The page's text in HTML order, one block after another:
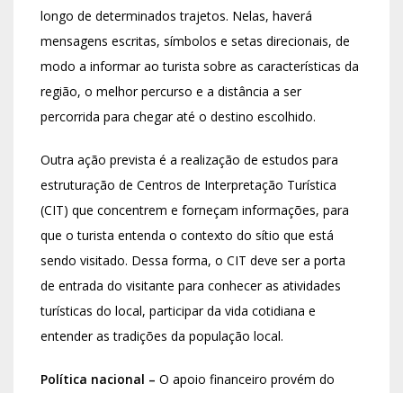
longo de determinados trajetos. Nelas, haverá
mensagens escritas, símbolos e setas direcionais, de
modo a informar ao turista sobre as características da
região, o melhor percurso e a distância a ser
percorrida para chegar até o destino escolhido.
Outra ação prevista é a realização de estudos para
estruturação de Centros de Interpretação Turística
(CIT) que concentrem e forneçam informações, para
que o turista entenda o contexto do sítio que está
sendo visitado. Dessa forma, o CIT deve ser a porta
de entrada do visitante para conhecer as atividades
turísticas do local, participar da vida cotidiana e
entender as tradições da população local.
Política nacional – O apoio financeiro provém do